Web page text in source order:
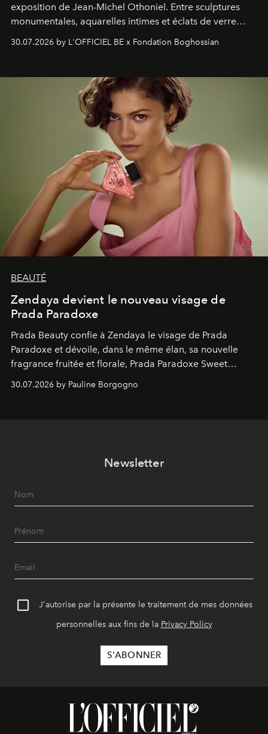
exposition de Jean-Michel Othoniel. Entre sculptures
monumentales, aquarelles intimes et éclats de verre
soufflé, l’artiste français compose un itinéraire
émotionnel où chaque œuvre devient le souvenir
émerveillement.
30.07.2026 by L'OFFICIEL BE x Fondation Boghossian
BEAUTÉ
Zendaya devient le nouveau visage de
Prada Paradoxe
Prada Beauty confie à Zendaya le visage de Prada
Paradoxe et dévoile, dans le même élan, sa nouvelle
fragrance fruitée et florale, Prada Paradoxe Sweet
Chemistry Eau de Parfum.
30.07.2026 by Pauline Borgogno
Newsletter
J'autorise par la présente le traitement de mes données
personnelles aux fins de la Privacy Policy